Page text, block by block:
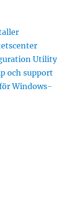
Utility
och support
Windows-